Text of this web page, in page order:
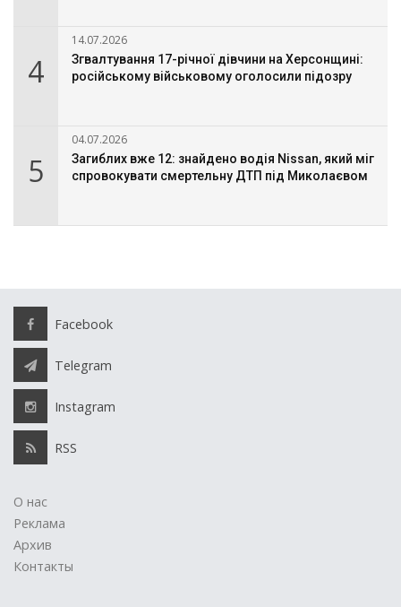
4
14.07.2026
Згвалтування 17-річної дівчини на Херсонщині:
російському військовому оголосили підозру
5
04.07.2026
Загиблих вже 12: знайдено водія Nissan, який міг
спровокувати смертельну ДТП під Миколаєвом
Facebook
Telegram
Instagram
RSS
О нас
Реклама
Архив
Контакты